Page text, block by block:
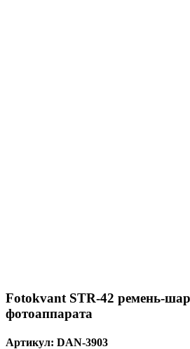
Fotokvant STR-42 ремень-
фотоаппарата
Артикул: DAN-3903